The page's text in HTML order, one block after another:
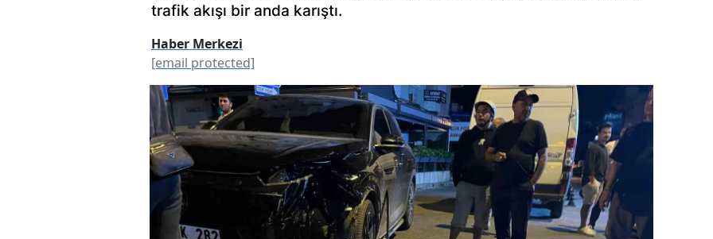
trafik akışı bir anda karıştı.
Haber Merkezi
[email protected]